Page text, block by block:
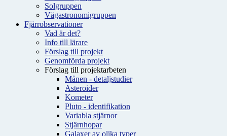
Solgruppen
Vägastronomigruppen
Fjärrobservationer
Vad är det?
Info till lärare
Förslag till projekt
Genomförda projekt
Förslag till projektarbeten
Månen - detaljstudier
Asteroider
Kometer
Pluto - identifikation
Variabla stjärnor
Stjärnhopar
Galaxer av olika typer